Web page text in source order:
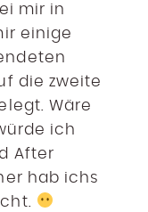
mir in
einige
die zweite
Wäre
ich
After
hab ichs